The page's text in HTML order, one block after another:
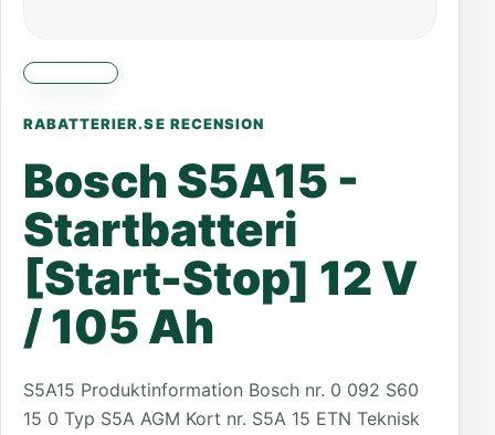
RABATTERIER.SE RECENSION
Bosch S5A15 -
Startbatteri
[Start-Stop] 12 V
/ 105 Ah
S5A15 Produktinformation Bosch nr. 0 092 S60
15 0 Typ S5A AGM Kort nr. S5A 15 ETN Teknisk